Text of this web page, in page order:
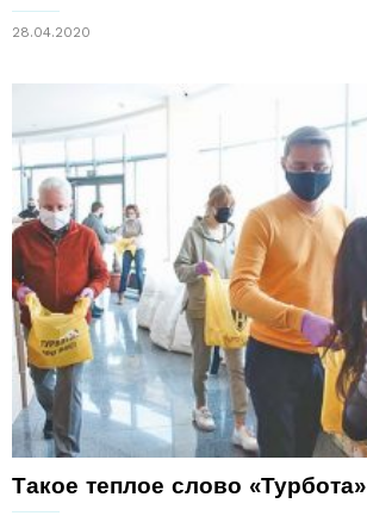
28.04.2020
Такое теплое слово «Турбота»